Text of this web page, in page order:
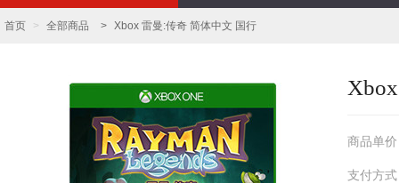
首页 > 全部商品 > Xbox 雷曼:传奇 简体中文 国行
商品单
支付方